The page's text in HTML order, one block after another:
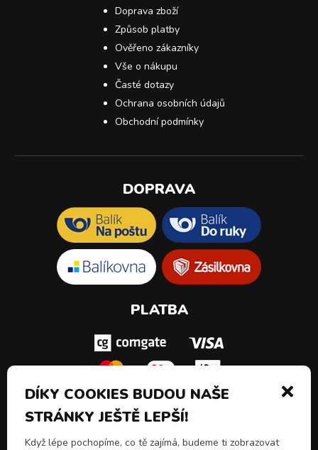
Doprava zboží
Způsob platby
Ověřeno zákazníky
Vše o nákupu
Časté dotazy
Ochrana osobních údajů
Obchodní podmínky
DOPRAVA
PLATBA
SLEDUJ NÁS!
DÍKY COOKIES BUDOU NAŠE
STRÁNKY JEŠTĚ LEPŠÍ!
Když lépe pochopíme, co tě zajímá, budeme ti zobrazovat